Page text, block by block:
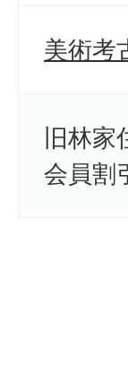
美術考
旧林
会員割